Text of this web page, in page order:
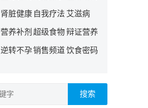
肾脏健康 自我疗法 艾滋病
营养补剂 超级食物辩证营养
逆转不孕销售频道饮食密码
搜索